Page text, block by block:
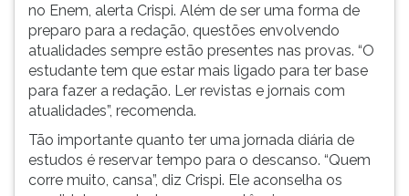
Para
menu
principal
pressione
tecla
no Enem, alerta Crispi. Além de ser uma forma de
preparo para a redação, questões envolvendo
atualidades sempre estão presentes nas provas. “O
estudante tem que estar mais ligado para ter base
para fazer a redação. Ler revistas e jornais com
atualidades”, recomenda.
Tão importante quanto ter uma jornada diária de
estudos é reservar tempo para o descanso. “Quem
corre muito, cansa”, diz Crispi. Ele aconselha os